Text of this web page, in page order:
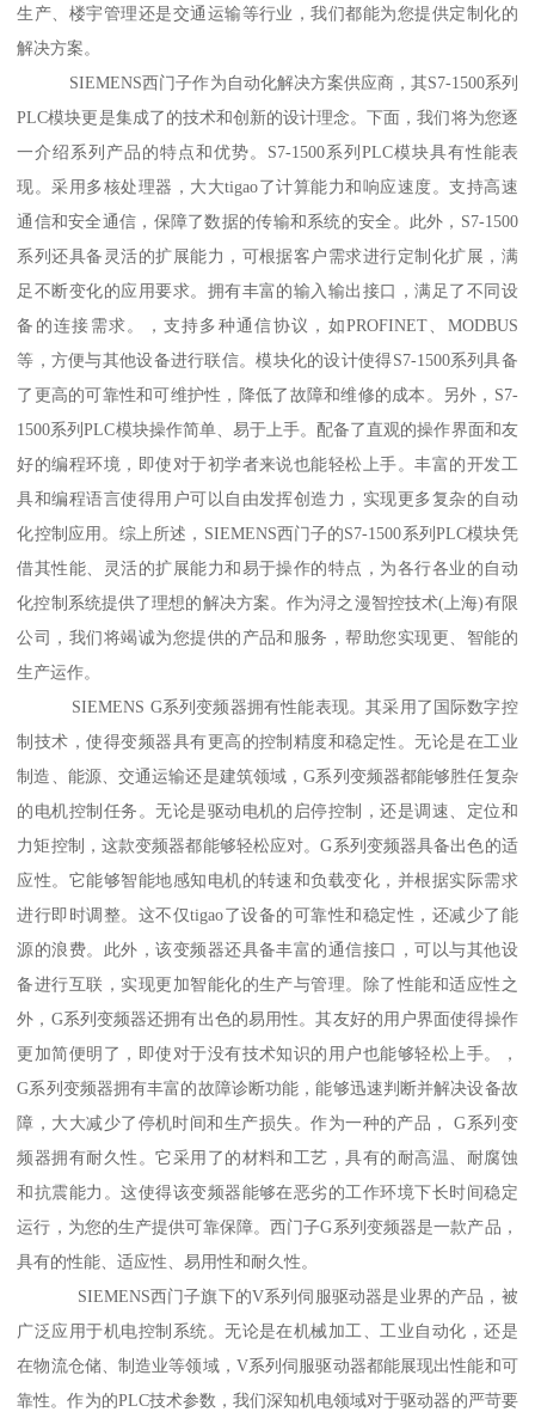
生产、楼宇管理还是交通运输等行业，我们都能为您提供定制化的
解决方案。
SIEMENS西门子作为自动化解决方案供应商，其S7-1500系列
PLC模块更是集成了的技术和创新的设计理念。下面，我们将为您逐
一介绍系列产品的特点和优势。S7-1500系列PLC模块具有性能表
现。采用多核处理器，大大tigao了计算能力和响应速度。支持高速
通信和安全通信，保障了数据的传输和系统的安全。此外，S7-1500
系列还具备灵活的扩展能力，可根据客户需求进行定制化扩展，满
足不断变化的应用要求。拥有丰富的输入输出接口，满足了不同设
备的连接需求。，支持多种通信协议，如PROFINET、MODBUS
等，方便与其他设备进行联信。模块化的设计使得S7-1500系列具备
了更高的可靠性和可维护性，降低了故障和维修的成本。另外，S7-
1500系列PLC模块操作简单、易于上手。配备了直观的操作界面和友
好的编程环境，即使对于初学者来说也能轻松上手。丰富的开发工
具和编程语言使得用户可以自由发挥创造力，实现更多复杂的自动
化控制应用。综上所述，SIEMENS西门子的S7-1500系列PLC模块凭
借其性能、灵活的扩展能力和易于操作的特点，为各行各业的自动
化控制系统提供了理想的解决方案。作为浔之漫智控技术(上海)有限
公司，我们将竭诚为您提供的产品和服务，帮助您实现更、智能的
生产运作。
SIEMENS G系列变频器拥有性能表现。其采用了国际数字控
制技术，使得变频器具有更高的控制精度和稳定性。无论是在工业
制造、能源、交通运输还是建筑领域，G系列变频器都能够胜任复杂
的电机控制任务。无论是驱动电机的启停控制，还是调速、定位和
力矩控制，这款变频器都能够轻松应对。G系列变频器具备出色的适
应性。它能够智能地感知电机的转速和负载变化，并根据实际需求
进行即时调整。这不仅tigao了设备的可靠性和稳定性，还减少了能
源的浪费。此外，该变频器还具备丰富的通信接口，可以与其他设
备进行互联，实现更加智能化的生产与管理。除了性能和适应性之
外，G系列变频器还拥有出色的易用性。其友好的用户界面使得操作
更加简便明了，即使对于没有技术知识的用户也能够轻松上手。，
G系列变频器拥有丰富的故障诊断功能，能够迅速判断并解决设备故
障，大大减少了停机时间和生产损失。作为一种的产品， G系列变
频器拥有耐久性。它采用了的材料和工艺，具有的耐高温、耐腐蚀
和抗震能力。这使得该变频器能够在恶劣的工作环境下长时间稳定
运行，为您的生产提供可靠保障。西门子G系列变频器是一款产品，
具有的性能、适应性、易用性和耐久性。
SIEMENS西门子旗下的V系列伺服驱动器是业界的产品，被
广泛应用于机电控制系统。无论是在机械加工、工业自动化，还是
在物流仓储、制造业等领域，V系列伺服驱动器都能展现出性能和可
靠性。作为的PLC技术参数，我们深知机电领域对于驱动器的严苛要